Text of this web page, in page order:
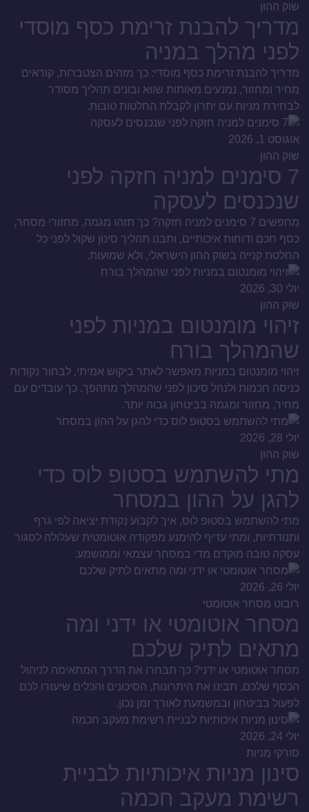
שוק ההון
מדריך להבנת זרימת כסף מוסדי
לפני מהלך במניה
מדריך להבנת זרימת כסף מוסדי: כך מזהים הצטברות, קוראים
מחיר ומחזור, נמנעים מאותות שווא ובונים תהליך מסודר
לבחירת מניות עם יתרון לקבלת החלטות טובות.
אוגוסט 1, 2026
שוק ההון
7 סימנים למניה חזקה לפני
שנכנסים לעסקה
מחפשים 7 סימנים למניה חזקה? כך תזהו מגמה, מחזורי מסחר,
כסף חכם ודוחות איכותיים, ותבנו תהליך סינון שקול לפני כל
החלטת קנייה בשוק ההון הישראלי, ולא שמועות.
יולי 30, 2026
שוק ההון
זיהוי מומנטום במניות לפני
שהמהלך בורח
זיהוי מומנטום במניות מאפשר לאתר ביקוש אמיתי, לבחור נקודות
כניסה חכמות ולנהל סיכון לפני שהמהלך מתהפך. כך עובדים עם
מחיר, מחזור ומגמה בביטחון גבוה יותר.
יולי 28, 2026
שוק ההון
מתי להשתמש בסטופ לוס כדי
להגן על ההון במסחר
מתי להשתמש בסטופ לוס, איך לקבוע נקודת יציאה לפי גרף
ותנודתיות, ומתי עדיף להימנע מפקודה אוטומטית שעלולה לסגור
עסקה טובה מוקדם מדי במסחר עצמאי וממושמע.
יולי 26, 2026
רובוט מסחר אוטומטי
מסחר אוטומטי או ידני ומה
מתאים לתיק שלכם
מסחר אוטומטי או ידני? כך תבחרו את הדרך המתאימה לניהול
הכסף שלכם, תבינו את היתרונות, הסיכונים והכלים שיעזרו לכם
לפעול בביטחון ובמשמעת לאורך זמן נכון.
יולי 24, 2026
סורקי מניות
סינון מניות איכותיות לבניית
רשימת מעקב חכמה